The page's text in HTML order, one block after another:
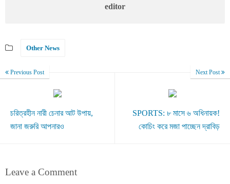
editor
Other News
Previous Post
চরিত্রহীন নারী চেনার আট উপায়,
জানা জরুরি আপনারও
Next Post
SPORTS: ৮ মাসে ৬ অধিনায়ক!
কোচিং করে মজা পাচ্ছেন দ্রাবিড়
Leave a Comment